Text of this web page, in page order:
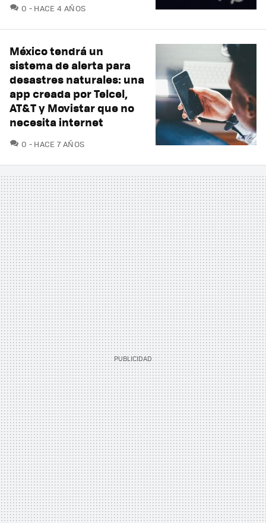
0 COMENTARIOS
HACE 4 AÑOS
México tendrá un
sistema de alerta para
desastres naturales: una
app creada por Telcel,
AT&T y Movistar que no
necesita internet
0 COMENTARIOS
HACE 7 AÑOS